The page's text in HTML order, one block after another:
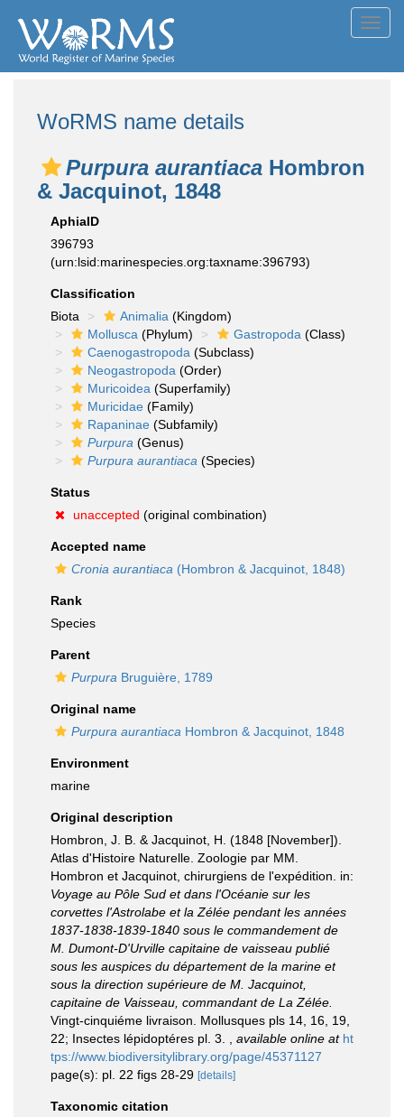
WoRMS name details
Purpura aurantiaca Hombron
& Jacquinot, 1848
AphiaID
396793
(urn:lsid:marinespecies.org:taxname:396793)
Classification
Biota
Animalia (Kingdom)
Mollusca (Phylum) Gastropoda (Class)
Caenogastropoda (Subclass)
Neogastropoda (Order)
Muricoidea (Superfamily)
Muricidae (Family)
Rapaninae (Subfamily)
Purpura (Genus)
Purpura aurantiaca (Species)
Status
unaccepted (original combination)
Accepted name
Cronia aurantiaca (Hombron & Jacquinot, 1848)
Rank
Species
Parent
Purpura Bruguière, 1789
Original name
Purpura aurantiaca Hombron & Jacquinot, 1848
Environment
marine
Original description
Hombron, J. B. & Jacquinot, H. (1848 [November]).
Atlas d'Histoire Naturelle. Zoologie par MM.
Hombron et Jacquinot, chirurgiens de l'expédition. in:
Voyage au Pôle Sud et dans l'Océanie sur les
corvettes l'Astrolabe et la Zélée pendant les années
1837-1838-1839-1840 sous le commandement de
M. Dumont-D'Urville capitaine de vaisseau publié
sous les auspices du département de la marine et
sous la direction supérieure de M. Jacquinot,
capitaine de Vaisseau, commandant de La Zélée.
Vingt-cinquiéme livraison. Mollusques pls 14, 16, 19,
22; Insectes lépidoptéres pl. 3.
available online at ht
tps://www.biodiversitylibrary.org/page/45371127
page(s): pl. 22 figs 28-29 [details]
Taxonomic citation